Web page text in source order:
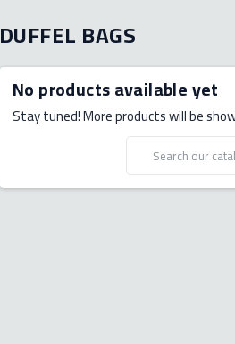
DUFFEL BAGS
No products available yet
Stay tuned! More products will be